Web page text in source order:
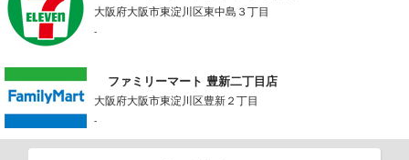
大阪府大阪市東淀川区東中島３丁目
-
ファミリーマート 豊新二丁目店
大阪府大阪市東淀川区豊新２丁目
-